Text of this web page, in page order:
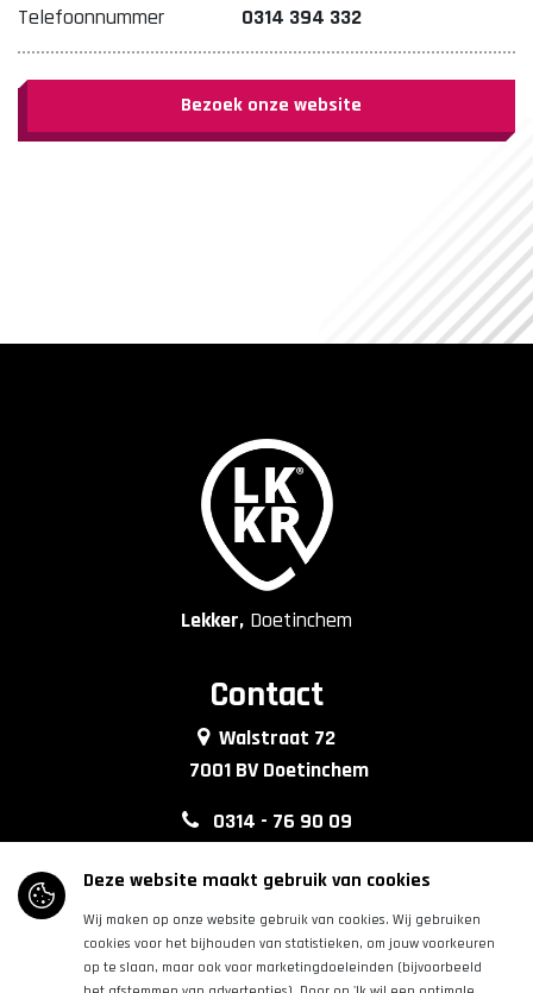
Telefoonnummer
0314 394 332
Bezoek onze website
Lekker, Doetinchem
Contact
Walstraat 72
7001 BV Doetinchem
0314 - 76 90 09
info@lkkrdoetinchem.nl
Volg ons
Deze website maakt gebruik van cookies
Wij maken op onze website gebruik van cookies. Wij gebruiken
cookies voor het bijhouden van statistieken, om jouw voorkeuren
op te slaan, maar ook voor marketingdoeleinden (bijvoorbeeld